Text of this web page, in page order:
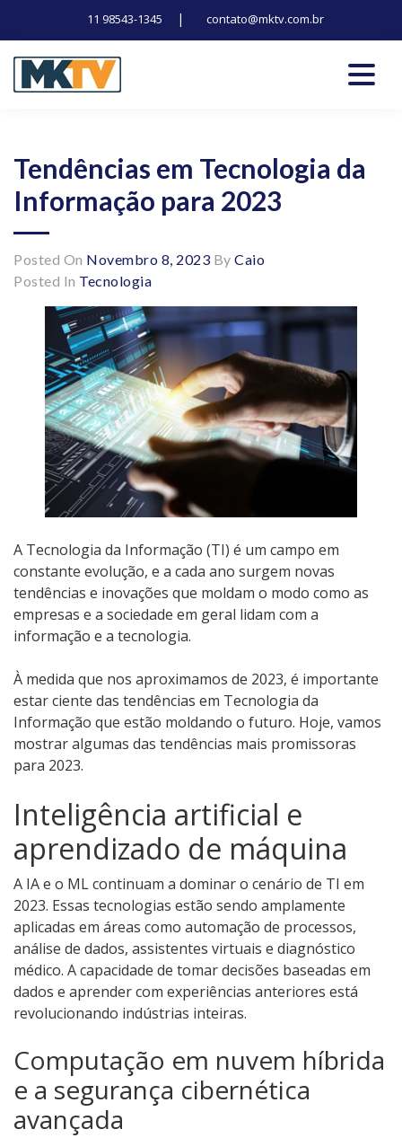
11 98543-1345 | contato@mktv.com.br
content
Tendências em Tecnologia da
Informação para 2023
Posted On Novembro 8, 2023 By Caio
Posted In Tecnologia
A Tecnologia da Informação (TI) é um campo em
constante evolução, e a cada ano surgem novas
tendências e inovações que moldam o modo como as
empresas e a sociedade em geral lidam com a
informação e a tecnologia.
À medida que nos aproximamos de 2023, é importante
estar ciente das tendências em Tecnologia da
Informação que estão moldando o futuro. Hoje, vamos
mostrar algumas das tendências mais promissoras
para 2023.
Inteligência artificial e
aprendizado de máquina
A IA e o ML continuam a dominar o cenário de TI em
2023. Essas tecnologias estão sendo amplamente
aplicadas em áreas como automação de processos,
análise de dados, assistentes virtuais e diagnóstico
médico. A capacidade de tomar decisões baseadas em
dados e aprender com experiências anteriores está
revolucionando indústrias inteiras.
Computação em nuvem híbrida
e a segurança cibernética
avançada